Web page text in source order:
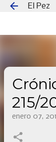
El Pez
215/
enero 07,